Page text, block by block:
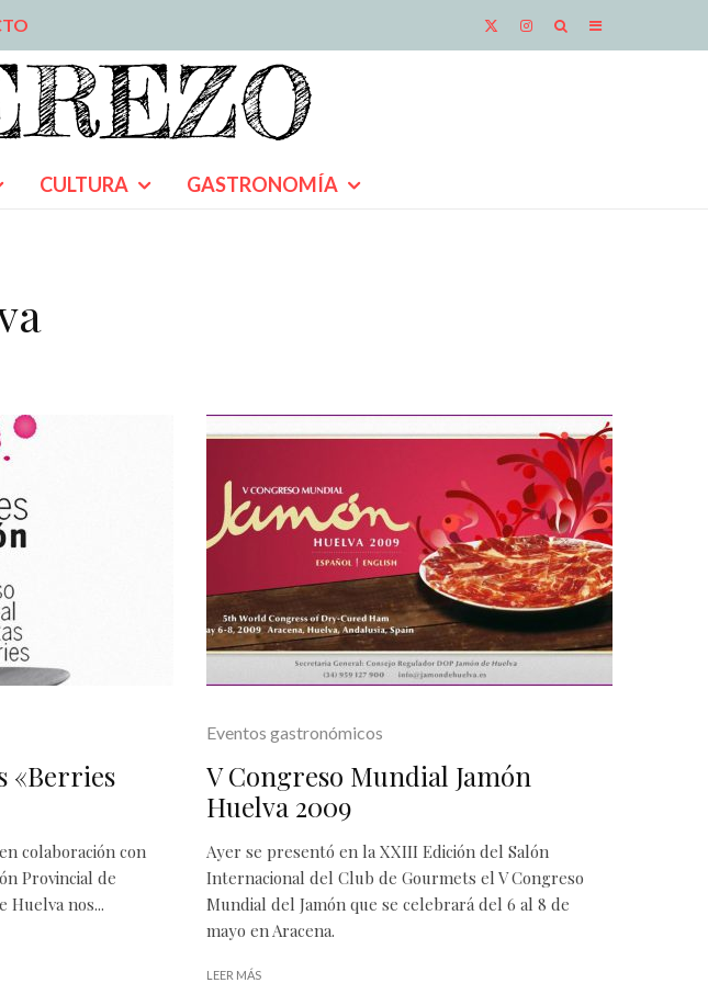
CULTURA GASTRONOMÍA
«Berries
colaboración con
Provincial de
Huelva nos...
Eventos gastronómicos
V Congreso Mundial Jamón
Huelva 2009
Ayer se presentó en la XXIII Edición del Salón
Internacional del Club de Gourmets el V Congreso
Mundial del Jamón que se celebrará del 6 al 8 de
mayo en Aracena.
LEER MÁS